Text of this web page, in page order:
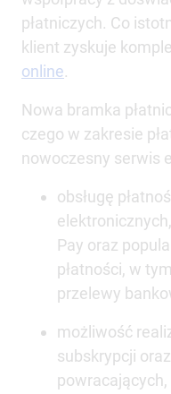
płatniczych. Co
klient zyskuje
online.
Nowa bramka
czego w zakresie
nowoczesny serwis
obsługę
Pay oraz
płatności, w
przelewy
możliwość
subskrypcji